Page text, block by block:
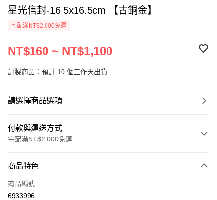
星光信封-16.5x16.5cm 【古銅金】
宅配滿NT$2,000免運
NT$160 ~ NT$1,100
訂製商品：預計 10 個工作天出貨
請選擇商品選項
付款與運送方式
宅配滿NT$2,000免運
信用卡一次付款
超商取貨付款
商品特色
商品編號
6933996